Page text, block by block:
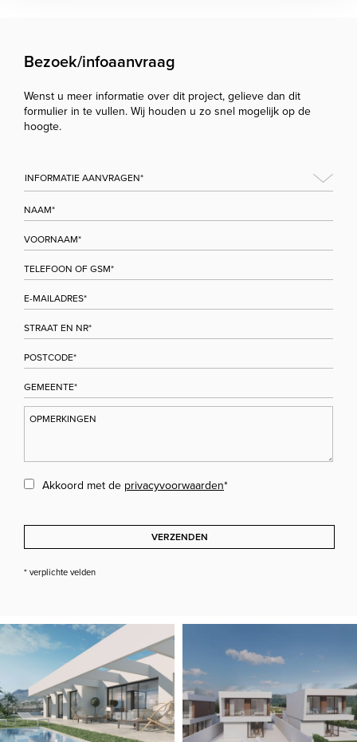
Bezoek/infoaanvraag
Wenst u meer informatie over dit project, gelieve dan dit
formulier in te vullen. Wij houden u zo snel mogelijk op de
hoogte.
Akkoord met de privacyvoorwaarden*
VERZENDEN
* verplichte velden